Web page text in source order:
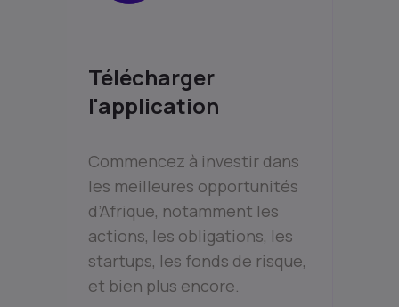
Télécharger
l'application
Commencez à investir dans
les meilleures opportunités
d’Afrique, notamment les
actions, les obligations, les
startups, les fonds de risque,
et bien plus encore.